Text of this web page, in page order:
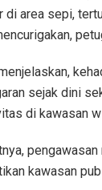
di area sepi,
sejak dini
di kawasan
kawasan